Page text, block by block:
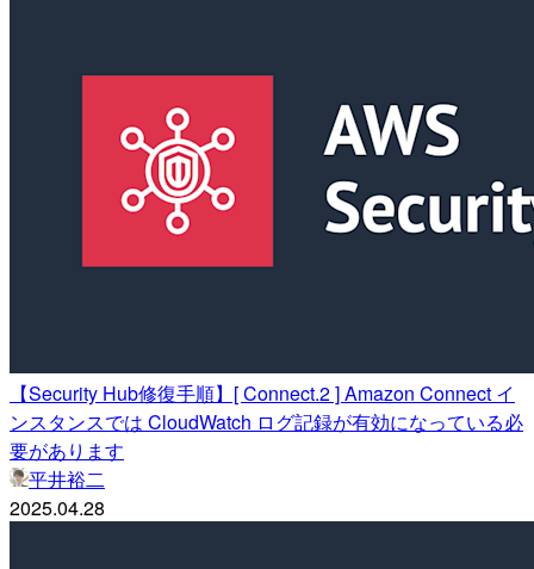
【Security Hub修復手順】[ Connect.2 ] Amazon Connect イ
ンスタンスでは CloudWatch ログ記録が有効になっている必
要があります
平井裕二
2025.04.28